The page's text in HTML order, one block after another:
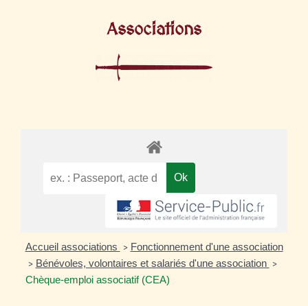
Associations
Accueil associations > Fonctionnement d'une association
> Bénévoles, volontaires et salariés d'une association >
Chèque-emploi associatif (CEA)